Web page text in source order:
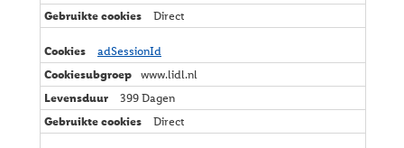
Direct
adSessionId
www.lidl.nl
399 Dagen
Direct